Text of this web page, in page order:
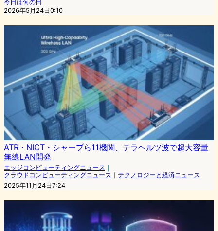
今日は何の日
2026年5月24日0:10
ATR・NICT・シャープら11機関、テラヘルツ波で超大容量
無線LAN開発
エッジコンピューティングニュース ｜
クラウドコンピューティングニュース ｜ テクノロジーと経済ニュース
2025年11月24日7:24